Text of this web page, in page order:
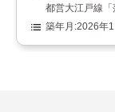
都営大江戸線
2026年